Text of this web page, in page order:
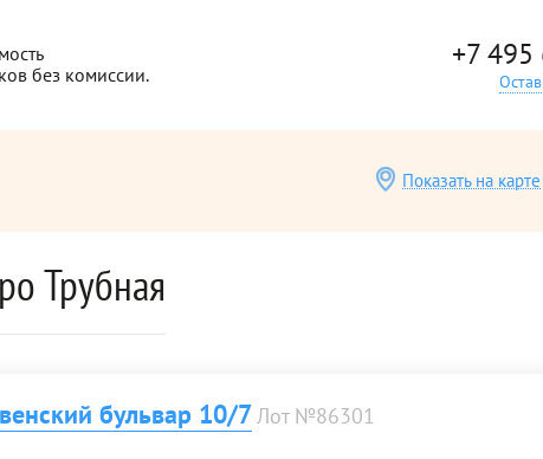
без комиссии.
+7
Показать на карте
Трубная
бульвар 10/7Лот №86301